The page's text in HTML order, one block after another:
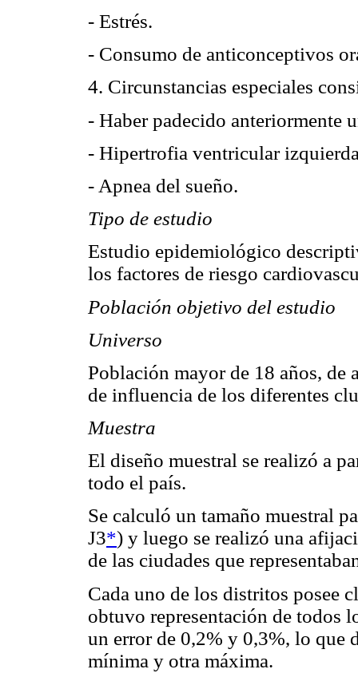
- Estrés.
- Consumo de anticonceptivos
4. Circunstancias especiales
- Haber padecido anteriormente
- Hipertrofia ventricular
- Apnea del sueño.
Tipo de estudio
Estudio epidemiológico
los factores de riesgo
Población objetivo del estudio
Universo
Población mayor de 18 años, de
de influencia de los diferentes
Muestra
El diseño muestral se realizó a
todo el país.
Se calculó un tamaño muestral
J3*) y luego se realizó una
de las ciudades que
Cada uno de los distritos posee
obtuvo representación de todos
un error de 0,2% y 0,3%, lo que
mínima y otra máxima.